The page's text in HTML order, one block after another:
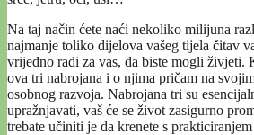
Na taj način ćete naći nekoliko milijuna
najmanje toliko dijelova vašeg tijela čitav
vrijedno radi za vas, da biste mogli živjeti.
ova tri nabrojana i o njima pričam na
osobnog razvoja. Nabrojana tri su
upražnjavati, vaš će se život zasigurno
trebate učiniti je da krenete s